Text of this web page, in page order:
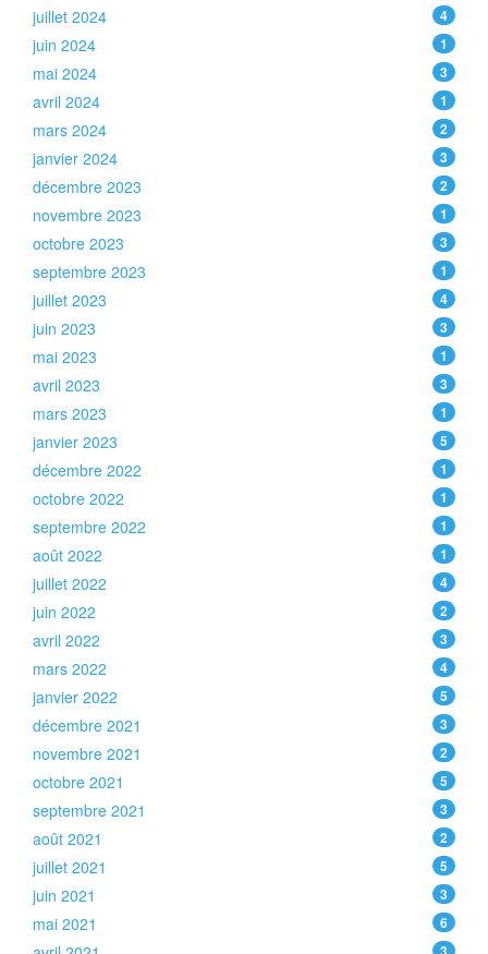
juillet 2024 4
juin 2024 1
mai 2024 3
avril 2024 1
mars 2024 2
janvier 2024 3
décembre 2023 2
novembre 2023 1
octobre 2023 3
septembre 2023 1
juillet 2023 4
juin 2023 3
mai 2023 1
avril 2023 3
mars 2023 1
janvier 2023 5
décembre 2022 1
octobre 2022 1
septembre 2022 1
août 2022 1
juillet 2022 4
juin 2022 2
avril 2022 3
mars 2022 4
janvier 2022 5
décembre 2021 3
novembre 2021 2
octobre 2021 5
septembre 2021 3
août 2021 2
juillet 2021 5
juin 2021 3
mai 2021 6